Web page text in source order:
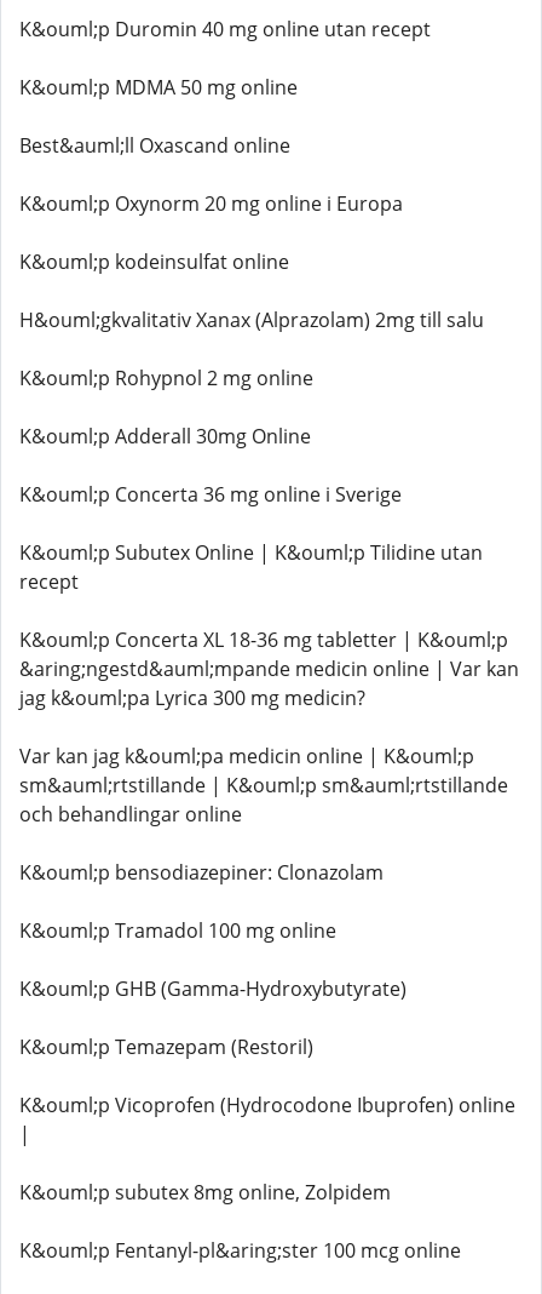
K&ouml;p Duromin 40 mg online utan recept
K&ouml;p MDMA 50 mg online
Best&auml;ll Oxascand online
K&ouml;p Oxynorm 20 mg online i Europa
K&ouml;p kodeinsulfat online
H&ouml;gkvalitativ Xanax (Alprazolam) 2mg till salu
K&ouml;p Rohypnol 2 mg online
K&ouml;p Adderall 30mg Online
K&ouml;p Concerta 36 mg online i Sverige
K&ouml;p Subutex Online | K&ouml;p Tilidine utan
recept
K&ouml;p Concerta XL 18-36 mg tabletter | K&ouml;p
&aring;ngestd&auml;mpande medicin online | Var kan
jag k&ouml;pa Lyrica 300 mg medicin?
Var kan jag k&ouml;pa medicin online | K&ouml;p
sm&auml;rtstillande | K&ouml;p sm&auml;rtstillande
och behandlingar online
K&ouml;p bensodiazepiner: Clonazolam
K&ouml;p Tramadol 100 mg online
K&ouml;p GHB (Gamma-Hydroxybutyrate)
K&ouml;p Temazepam (Restoril)
K&ouml;p Vicoprofen (Hydrocodone Ibuprofen) online
|
K&ouml;p subutex 8mg online, Zolpidem
K&ouml;p Fentanyl-pl&aring;ster 100 mcg online